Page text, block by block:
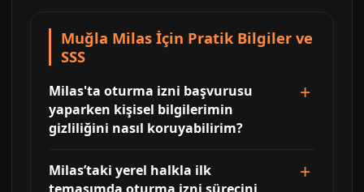
Muğla Milas İçin Pratik Bilgiler ve
SSS
Milas'ta oturma izni başvurusu
yaparken kişisel bilgilerimin
gizliliğini nasıl koruyabilirim?
Milas’taki yerel halkla ilk